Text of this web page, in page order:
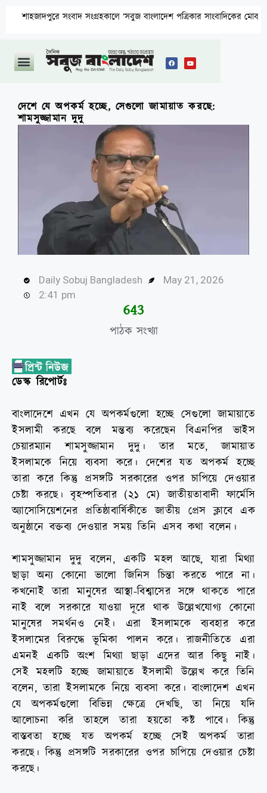
সংবাদ সংগ্রহকালে ‘সবুজ বাংলাদেশ পত্রিকার সাংবাদিকের মোবাইল ছিনতাই
দেশে যে অপকর্ম হচ্ছে, সেগুলো জামায়াত করছে:
শামসুজ্জামান দুদু
Daily Sobuj Bangladesh
May 21, 2026
2:41 pm
পাঠক সংখ্যা
645
ডেস্ক রিপোর্টঃ
বাংলাদেশে এখন যে অপকর্মগুলো হচ্ছে সেগুলো জামায়াতে
ইসলামী করছে বলে মন্তব্য করেছেন বিএনপির ভাইস
চেয়ারম্যান শামসুজ্জামান দুদু। তার মতে, জামায়াত
ইসলামকে নিয়ে ব্যবসা করে। দেশের যত অপকর্ম হচ্ছে
তারা করে কিন্তু প্রসঙ্গটি সরকারের ওপর চাপিয়ে দেওয়ার
চেষ্টা করছে। বৃহস্পতিবার (২১ মে) জাতীয়তাবাদী ফার্মেসি
অ্যাসোসিয়েশনের প্রতিষ্ঠাবার্ষিকীতে জাতীয় প্রেস ক্লাবে এক
অনুষ্ঠানে বক্তব্য দেওয়ার সময় তিনি এসব কথা বলেন।
শামসুজ্জামান দুদু বলেন, একটি মহল আছে, যারা মিথ্যা
ছাড়া অন্য কোনো ভালো জিনিস চিন্তা করতে পারে না।
কখনোই তারা মানুষের আস্থা-বিশ্বাসের সঙ্গে থাকতে পারে
নাই বলে সরকারে যাওয়া দূরে থাক উল্লেখযোগ্য কোনো
মানুষের সমর্থনও নেই। এরা ইসলামকে ব্যবহার করে
ইসলামের বিরুদ্ধে ভূমিকা পালন করে। রাজনীতিতে এরা
এমনই একটি অংশ মিথ্যা ছাড়া এদের আর কিছু নাই।
সেই মহলটি হচ্ছে জামায়াতে ইসলামী উল্লেখ করে তিনি
বলেন, তারা ইসলামকে নিয়ে ব্যবসা করে। বাংলাদেশ এখন
যে অপকর্মগুলো বিভিন্ন ক্ষেত্রে দেখছি, তা নিয়ে যদি
আলোচনা করি তাহলে তারা হয়তো কষ্ট পাবে। কিন্তু
বাস্তবতা হচ্ছে যত অপকর্ম হচ্ছে সেই অপকর্ম তারা
করছে। কিন্তু প্রসঙ্গটি সরকারের ওপর চাপিয়ে দেওয়ার চেষ্টা
করছে।